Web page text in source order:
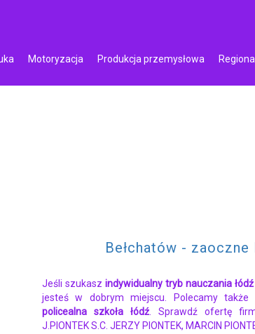
Motoryzacja Produkcja przemysłowa
Bełchatów - zaoczne
Jeśli szukasz indywidualny tryb nauczania łódź
jesteś w dobrym miejscu. Polecamy także
policealna szkoła łódź. Sprawdź ofertę
J.PIONTEK S.C. JERZY PIONTEK, MARCIN